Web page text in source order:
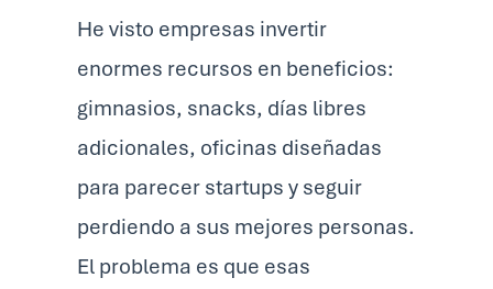
He visto empresas invertir
enormes recursos en beneficios:
gimnasios, snacks, días libres
adicionales, oficinas diseñadas
para parecer startups y seguir
perdiendo a sus mejores personas.
El problema es que esas